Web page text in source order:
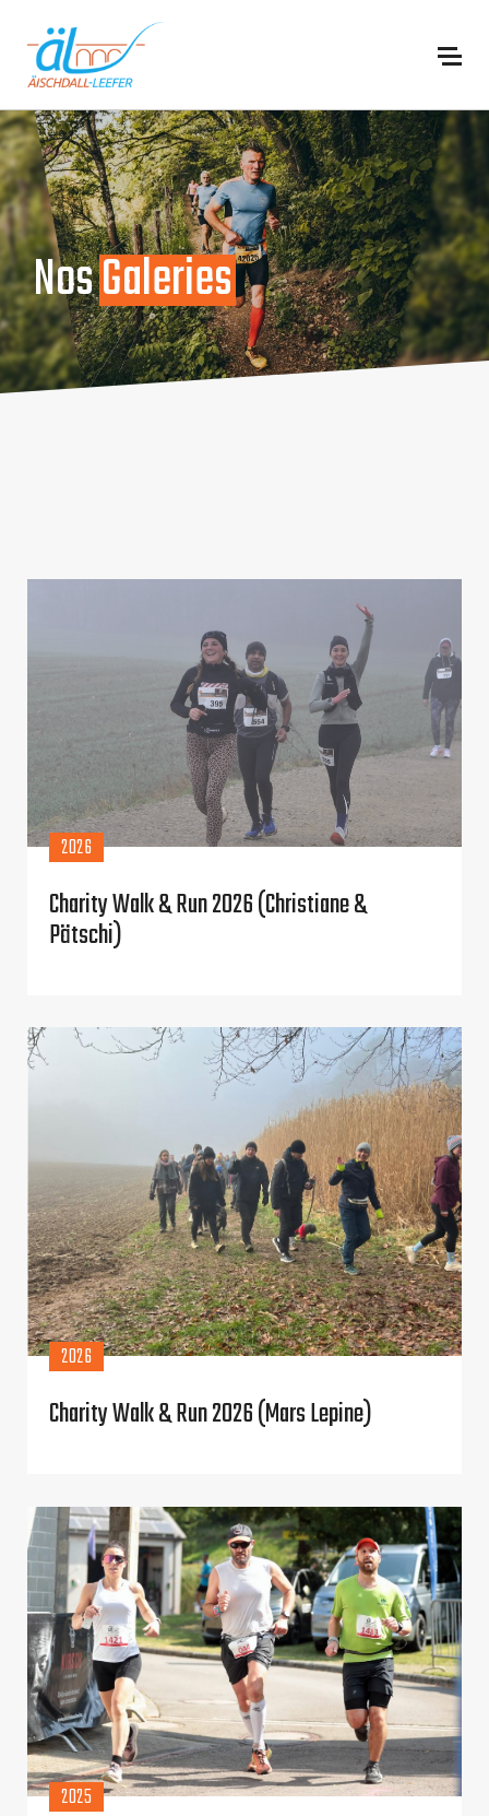
NosGaleries
2026
Charity Walk & Run 2026 (Christiane &
Pätschi)
2026
Charity Walk & Run 2026 (Mars Lepine)
2025